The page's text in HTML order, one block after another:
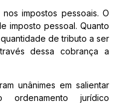
impostos pessoais. O
imposto pessoal. Quanto
de tributo a ser
dessa cobrança a
unânimes em salientar
jurídico